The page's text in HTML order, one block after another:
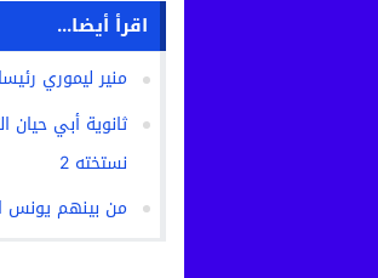
اقرأ أيضا...
منير ليموري
ثانوية أبي
نستخته 2
من بينهم يونس